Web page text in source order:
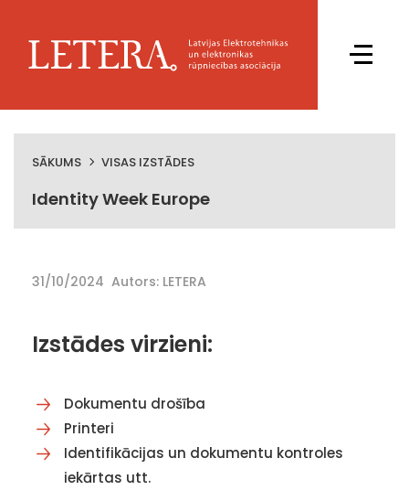
SĀKUMS VISAS IZSTĀDES
Identity Week Europe
31/10/2024 Autors: LETERA
Izstādes virzieni:
Dokumentu drošība
Printeri
Identifikācijas un dokumentu kontroles
iekārtas utt.